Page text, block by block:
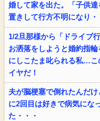
婚して家を出た。「子供
置きして行方不明になり・
1/2旦那様から「ドライブ
お洒落をしようと婚約指
にしこたま叱られる私…こ
イヤだ！
夫が脳梗塞で倒れたんだ
に2回目は好きで病気にな
た・・・